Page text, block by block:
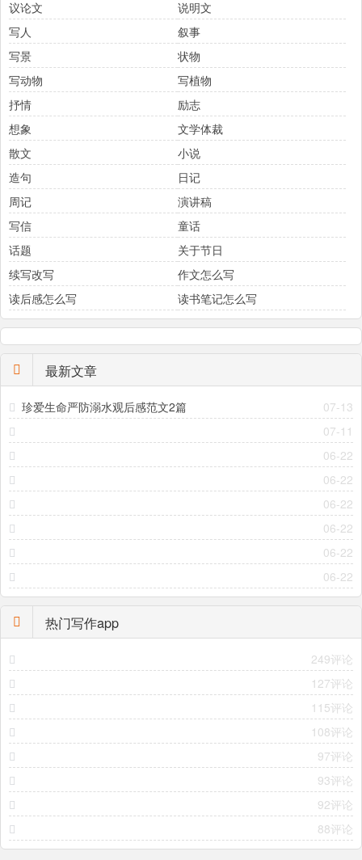
议论文
说明文
写人
叙事
写景
状物
写动物
写植物
抒情
励志
想象
文学体裁
散文
小说
造句
日记
周记
演讲稿
写信
童话
话题
关于节日
续写改写
作文怎么写
读后感怎么写
读书笔记怎么写
最新文章
07-13
珍爱生命严防溺水观后感范文2篇
07-11
06-22
06-22
06-22
06-22
06-22
06-22
热门写作app
249评论
127评论
115评论
108评论
97评论
93评论
92评论
88评论